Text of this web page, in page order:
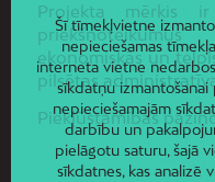
Projekta mērķis
ekonomiskās un
pilsētas
Piekļūstamības
Šī tīmekļvietne
nepieciešamas
interneta vietne
sīkdatņu izmantošanai
nepieciešamajām
darbību un
pielāgotu saturu, šajā
sīkdatnes, kas analizē